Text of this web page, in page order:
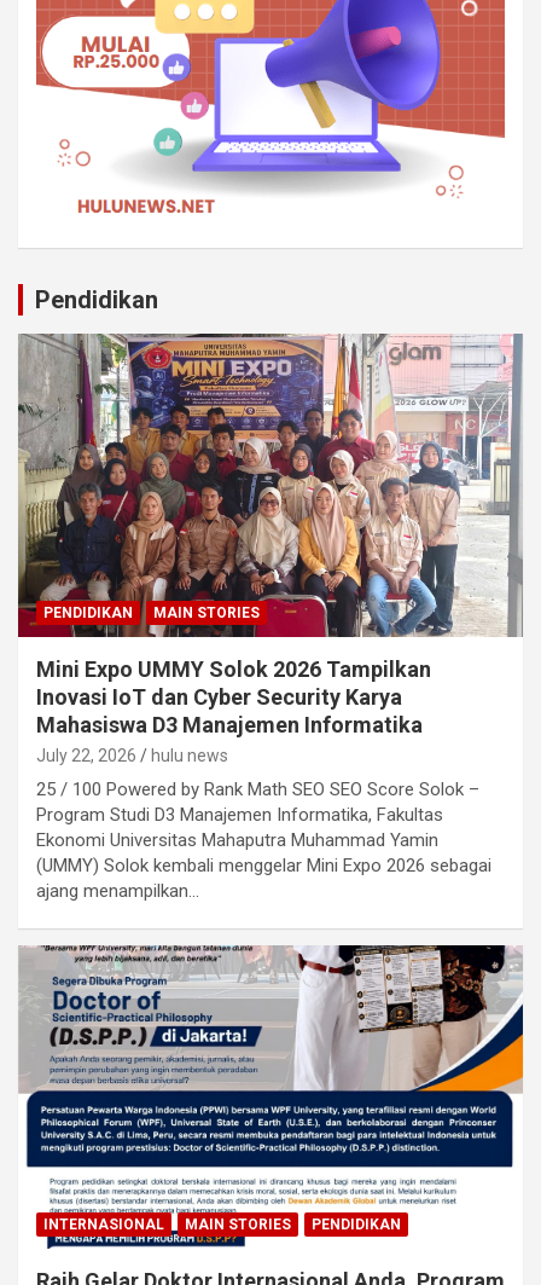
Pendidikan
PENDIDIKAN MAIN STORIES
Mini Expo UMMY Solok 2026 Tampilkan
Inovasi IoT dan Cyber Security Karya
Mahasiswa D3 Manajemen Informatika
July 22, 2026 hulu news
25 / 100 Powered by Rank Math SEO SEO Score Solok –
Program Studi D3 Manajemen Informatika, Fakultas
Ekonomi Universitas Mahaputra Muhammad Yamin
(UMMY) Solok kembali menggelar Mini Expo 2026 sebagai
ajang menampilkan…
INTERNASIONAL MAIN STORIES PENDIDIKAN